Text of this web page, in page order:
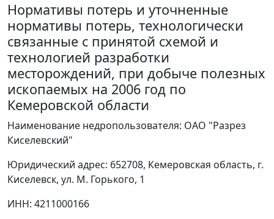
Нормативы потерь и уточненные
нормативы потерь, технологически
связанные с принятой схемой и
технологией разработки
месторождений, при добыче полезных
ископаемых на 2006 год по
Кемеровской области
Наименование недропользователя: ОАО "Разрез
Киселевский"
Юридический адрес: 652708, Кемеровская область, г.
Киселевск, ул. М. Горького, 1
ИНН: 4211000166